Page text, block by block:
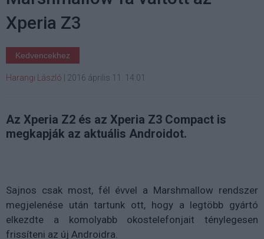
Xperia Z3
Kedvencekhez
Harangi László 2016 április 11. 14:01
Az Xperia Z2 és az Xperia Z3 Compact is
megkapják az aktuális Androidot.
Sajnos csak most, fél évvel a Marshmallow rendszer
megjelenése után tartunk ott, hogy a legtöbb gyártó
elkezdte a komolyabb okostelefonjait ténylegesen
frissíteni az új Androidra.